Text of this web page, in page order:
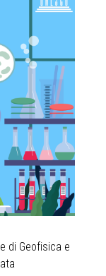
di Geofisica e